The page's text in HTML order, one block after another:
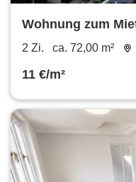
Wohnung zum
72 m²
2 Zi. ca. 72,00 m²
11 €/m²